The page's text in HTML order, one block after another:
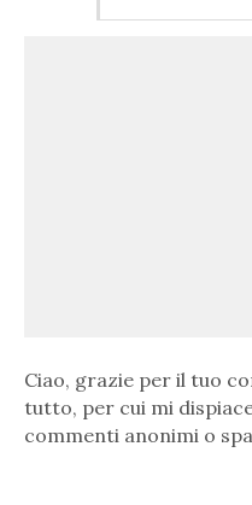
Ciao, grazie per il tuo
tutto, per cui mi
commenti anonimi o